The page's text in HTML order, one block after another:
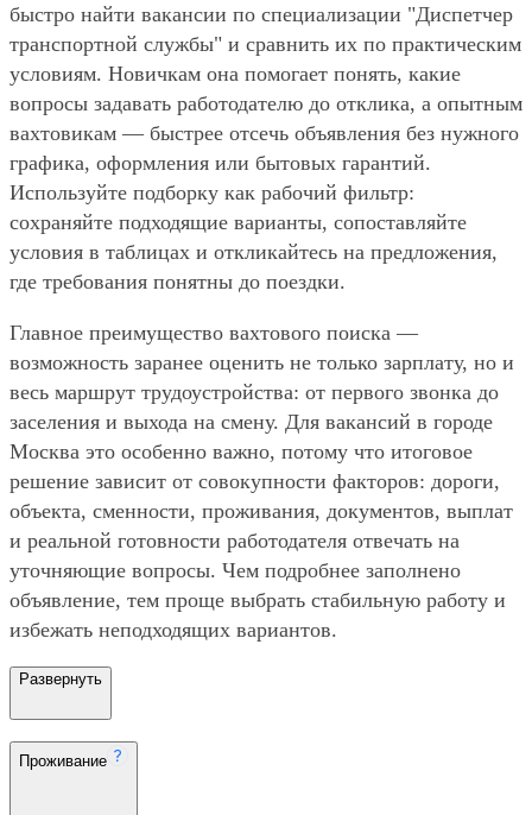
быстро найти вакансии по специализации "Диспетчер
транспортной службы" и сравнить их по практическим
условиям. Новичкам она помогает понять, какие
вопросы задавать работодателю до отклика, а опытным
вахтовикам — быстрее отсечь объявления без нужного
графика, оформления или бытовых гарантий.
Используйте подборку как рабочий фильтр:
сохраняйте подходящие варианты, сопоставляйте
условия в таблицах и откликайтесь на предложения,
где требования понятны до поездки.
Главное преимущество вахтового поиска —
возможность заранее оценить не только зарплату, но и
весь маршрут трудоустройства: от первого звонка до
заселения и выхода на смену. Для вакансий в городе
Москва это особенно важно, потому что итоговое
решение зависит от совокупности факторов: дороги,
объекта, сменности, проживания, документов, выплат
и реальной готовности работодателя отвечать на
уточняющие вопросы. Чем подробнее заполнено
объявление, тем проще выбрать стабильную работу и
избежать неподходящих вариантов.
Развернуть
Проживание